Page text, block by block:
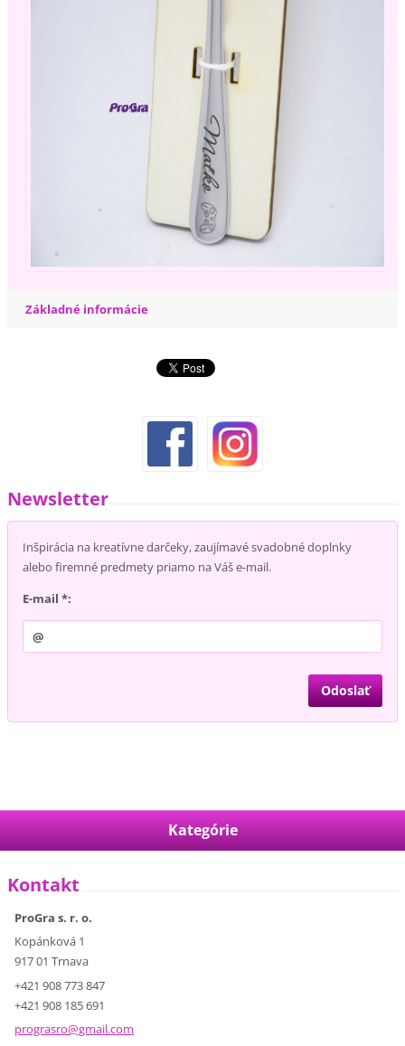
Základné informácie
Newsletter
Inšpirácia na kreatívne darčeky, zaujímavé svadobné doplnky
alebo firemné predmety priamo na Váš e-mail.
E-mail *:
Kategórie
Kontakt
ProGra s. r. o.
Kopánková 1
917 01 Trnava
+421 908 773 847
+421 908 185 691
prograsro@gmail.com